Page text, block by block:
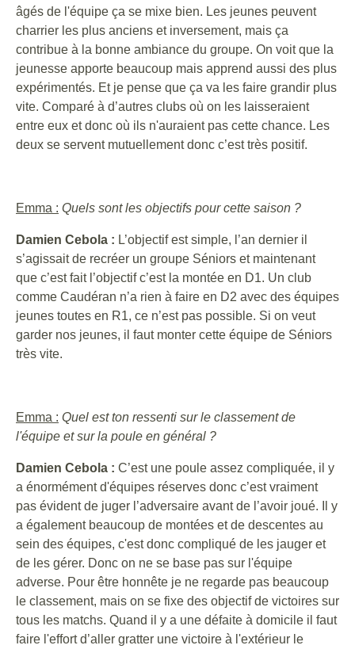
âgés de l'équipe ça se mixe bien. Les jeunes peuvent
charrier les plus anciens et inversement, mais ça
contribue à la bonne ambiance du groupe. On voit que la
jeunesse apporte beaucoup mais apprend aussi des plus
expérimentés. Et je pense que ça va les faire grandir plus
vite. Comparé à d’autres clubs où on les laisseraient
entre eux et donc où ils n'auraient pas cette chance. Les
deux se servent mutuellement donc c’est très positif.
Emma : Quels sont les objectifs pour cette saison ?
Damien Cebola : L’objectif est simple, l’an dernier il
s’agissait de recréer un groupe Séniors et maintenant
que c’est fait l’objectif c’est la montée en D1. Un club
comme Caudéran n’a rien à faire en D2 avec des équipes
jeunes toutes en R1, ce n’est pas possible. Si on veut
garder nos jeunes, il faut monter cette équipe de Séniors
très vite.
Emma : Quel est ton ressenti sur le classement de
l'équipe et sur la poule en général ?
Damien Cebola : C’est une poule assez compliquée, il y
a énormément d'équipes réserves donc c’est vraiment
pas évident de juger l’adversaire avant de l’avoir joué. Il y
a également beaucoup de montées et de descentes au
sein des équipes, c'est donc compliqué de les jauger et
de les gérer. Donc on ne se base pas sur l'équipe
adverse. Pour être honnête je ne regarde pas beaucoup
le classement, mais on se fixe des objectif de victoires sur
tous les matchs. Quand il y a une défaite à domicile il faut
faire l'effort d’aller gratter une victoire à l'extérieur le